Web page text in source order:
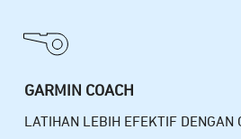
GARMIN COACH
LATIHAN LEBIH EFEKTIF DENGAN